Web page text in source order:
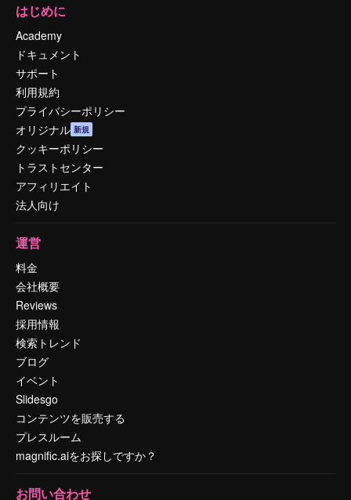
はじめに
Academy
ドキュメント
サポート
利用規約
プライバシーポリシー
オリジナル 新規
クッキーポリシー
トラストセンター
アフィリエイト
法人向け
運営
料金
会社概要
Reviews
採用情報
検索トレンド
ブログ
イベント
Slidesgo
コンテンツを販売する
プレスルーム
magnific.aiをお探しですか？
お問い合わせ